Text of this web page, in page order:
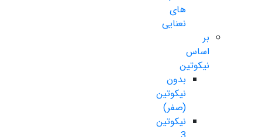
های
نعنایی
بر
اساس
نیکوتین
بدون
نیکوتین
(صفر)
نیکوتین